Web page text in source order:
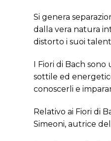
Si genera
dalla vera natura
distorto i suoi
I Fiori di Bach
sottile ed
conoscerli e
Relativo ai Fiori di
Simeoni, autrice